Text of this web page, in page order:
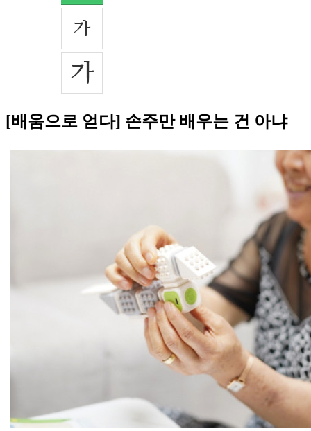
[배움으로 얻다] 손주만 배우는 건 아냐